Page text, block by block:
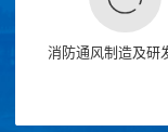
消防通风制造及研